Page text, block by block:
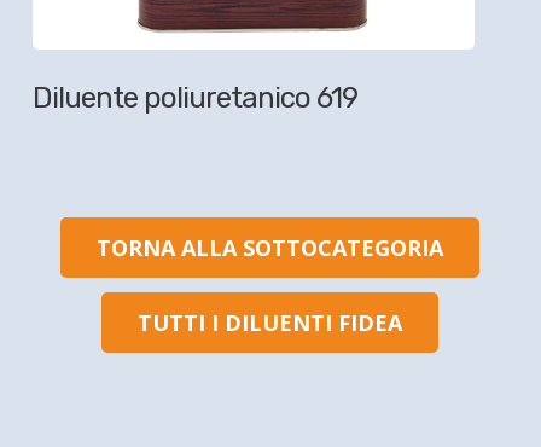
Diluente poliuretanico 619
TORNA ALLA SOTTOCATEGORIA
TUTTI I DILUENTI FIDEA